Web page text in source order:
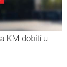
KM dobiti u